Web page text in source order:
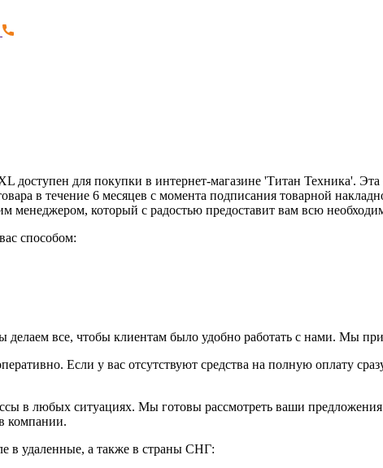
доступен для покупки в интернет-магазине 'Титан Техника'.
в течение 6 месяцев с момента подписания товарной
менеджером, который с радостью предоставит вам всю
способом:
делаем все, чтобы клиентам было удобно работать с нами. Мы
Если у вас отсутствуют средства на полную оплату
в любых ситуациях. Мы готовы рассмотреть ваши
компании.
в удаленные, а также в страны СНГ: